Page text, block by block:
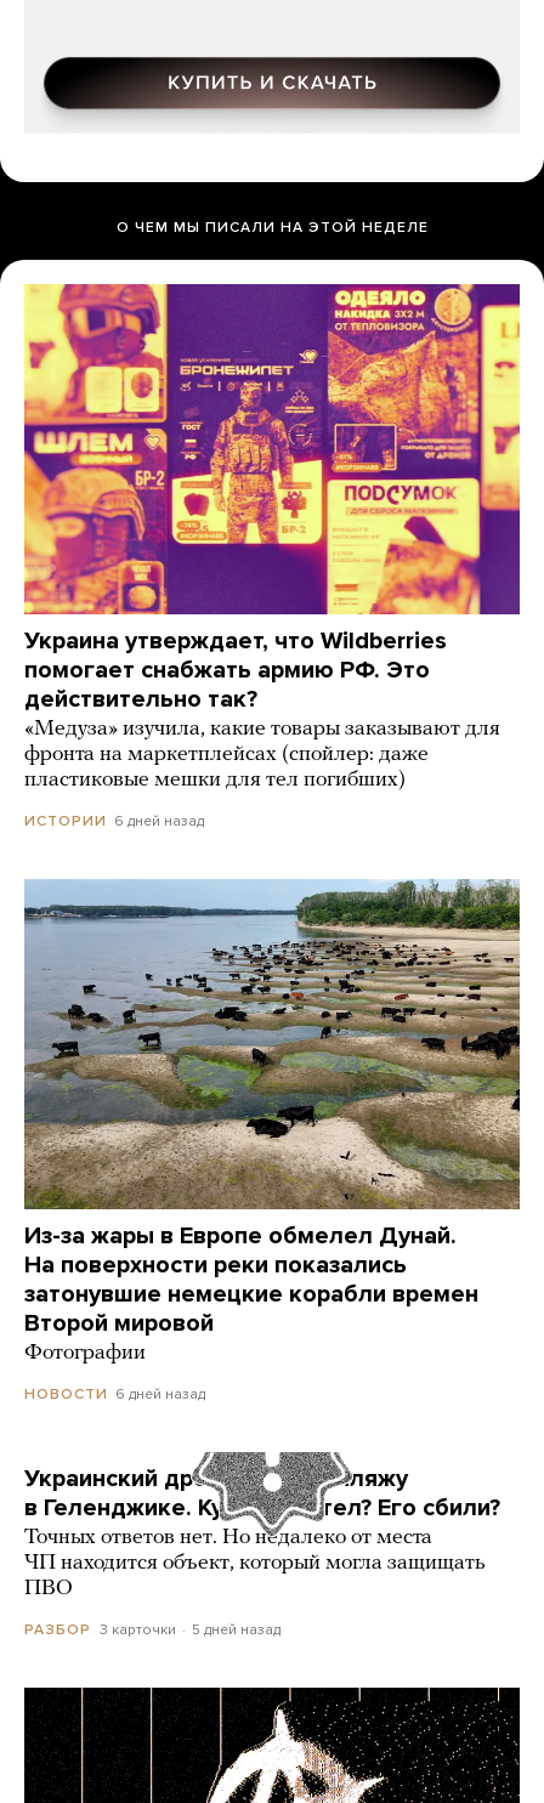
О ЧЕМ МЫ ПИСАЛИ НА ЭТОЙ НЕДЕЛЕ
Украина утверждает, что Wildberries
помогает снабжать армию РФ. Это
действительно так?
«Медуза» изучила, какие товары заказывают для
фронта на маркетплейсах (спойлер: даже
пластиковые мешки для тел погибших)
ИСТОРИИ 6 дней назад
Из-за жары в Европе обмелел Дунай.
На поверхности реки показались
затонувшие немецкие корабли времен
Второй мировой
Фотографии
НОВОСТИ 6 дней назад
Украинский дрон попал по пляжу
в Геленджике. Куда он летел? Его сбили?
Точных ответов нет. Но недалеко от места
ЧП находится объект, который могла защищать
ПВО
РАЗБОР 3 карточки 5 дней назад